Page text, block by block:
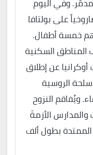
على بولتافا
شخصاً بينهم خمسة أطفال.
المناطق السكنية
أوكرانيا عن إطلاق
الروسية
ويُفاقم النزوح
الأزمةَ
الممتدة بطول ألف